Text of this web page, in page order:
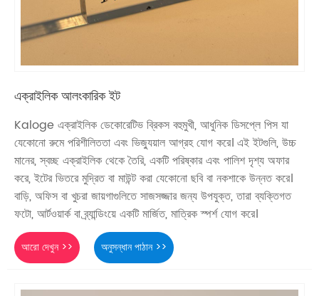
এক্রাইলিক আলংকারিক ইট
Kaloge এক্রাইলিক ডেকোরেটিভ ব্রিকস বহুমুখী, আধুনিক ডিসপ্লে পিস যা
যেকোনো রুমে পরিশীলিততা এবং ভিজ্যুয়াল আগ্রহ যোগ করে। এই ইটগুলি, উচ্চ
মানের, স্বচ্ছ এক্রাইলিক থেকে তৈরি, একটি পরিষ্কার এবং পালিশ দৃশ্য অফার
করে, ইটের ভিতরে মুদ্রিত বা মাউন্ট করা যেকোনো ছবি বা নকশাকে উন্নত করে।
বাড়ি, অফিস বা খুচরা জায়গাগুলিতে সাজসজ্জার জন্য উপযুক্ত, তারা ব্যক্তিগত
ফটো, আর্টওয়ার্ক বা ব্র্যান্ডিংয়ে একটি মার্জিত, মাত্রিক স্পর্শ যোগ করে।
আরো দেখুন >> অনুসন্ধান পাঠান >>